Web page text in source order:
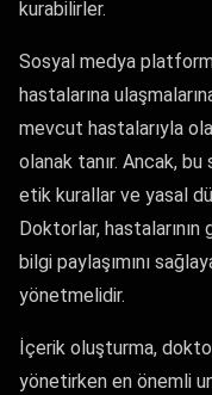
kurabilirler.
Sosyal medya
hastalarına
mevcut hastalarıyla
olanak tanır. Ancak,
etik kurallar ve yasal
Doktorlar,
bilgi paylaşımını
yönetmelidir.
İçerik oluşturma,
yönetirken en önemli